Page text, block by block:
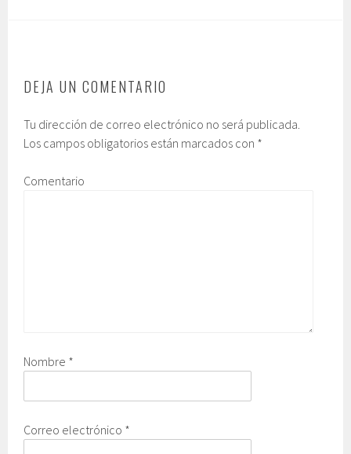
DEJA UN COMENTARIO
Tu dirección de correo electrónico no será publicada.
Los campos obligatorios están marcados con *
Comentario
Nombre *
Correo electrónico *